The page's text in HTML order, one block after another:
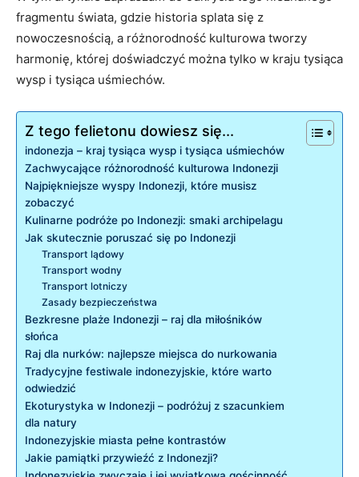
fragmentu świata, gdzie historia ​splata się z
nowoczesnością, a ⁢różnorodność kulturowa tworzy
harmonię, której doświadczyć można tylko w kraju‍ tysiąca
wysp i ⁢tysiąca uśmiechów.
Z tego felietonu dowiesz się...
indonezja – kraj tysiąca wysp i tysiąca uśmiechów
Zachwycające różnorodność kulturowa ​Indonezji
Najpiękniejsze wyspy Indonezji, które musisz
zobaczyć
Kulinarne podróże po Indonezji: smaki⁣ archipelagu
Jak ‌skutecznie poruszać się po Indonezji
Transport lądowy
Transport ‍wodny
Transport lotniczy
Zasady bezpieczeństwa
Bezkresne plaże Indonezji‍ – raj dla miłośników​
słońca
Raj dla⁢ nurków: najlepsze⁢ miejsca do nurkowania
Tradycyjne festiwale indonezyjskie, które⁢ warto
odwiedzić
Ekoturystyka w Indonezji – podróżuj z ​szacunkiem
dla natury
Indonezyjskie miasta pełne kontrastów
Jakie pamiątki przywieźć z Indonezji?